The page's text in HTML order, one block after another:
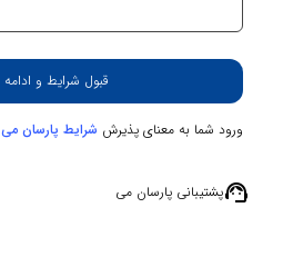
قبول شرایط و ادامه
ورود شما به معنای پذیرش شرایط پارسان می
support_agentپشتیبانی پارسان می